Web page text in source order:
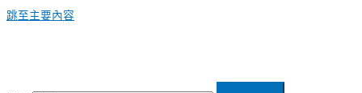
跳至主要內容